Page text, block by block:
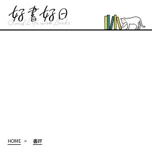
HOME 書評